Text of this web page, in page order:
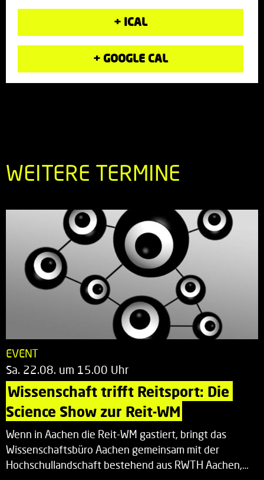
+ ICAL
+ GOOGLE CAL
WEITERE TERMINE
EVENT
Sa. 22.08. um 15.00 Uhr
Wissenschaft trifft Reitsport: Die
Science Show zur Reit-WM
Wenn in Aachen die Reit-WM gastiert, bringt das
Wissenschaftsbüro Aachen gemeinsam mit der
Hochschullandschaft bestehend aus RWTH Aachen,…